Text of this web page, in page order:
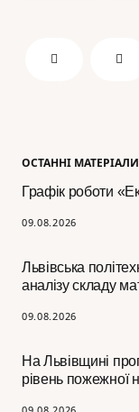
ОСТАННІ
Графік роботи
09.08.2026
Львівська
аналізу складу
09.08.2026
На Львівщині
рівень пожежної